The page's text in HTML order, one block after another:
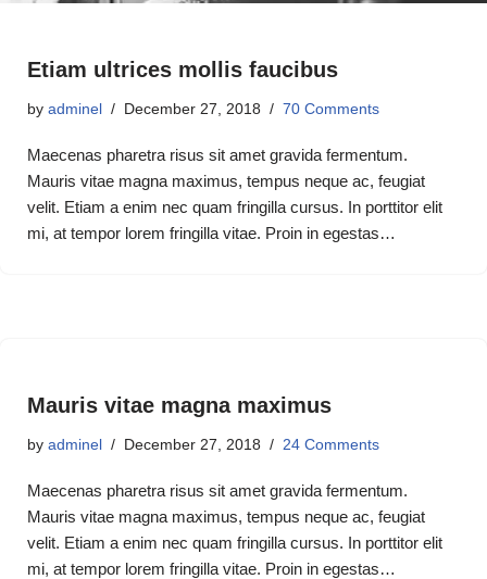
Etiam ultrices mollis faucibus
by adminel December 27, 2018 70 Comments
Maecenas pharetra risus sit amet gravida fermentum.
Mauris vitae magna maximus, tempus neque ac, feugiat
velit. Etiam a enim nec quam fringilla cursus. In porttitor elit
mi, at tempor lorem fringilla vitae. Proin in egestas…
Mauris vitae magna maximus
by adminel December 27, 2018 24 Comments
Maecenas pharetra risus sit amet gravida fermentum.
Mauris vitae magna maximus, tempus neque ac, feugiat
velit. Etiam a enim nec quam fringilla cursus. In porttitor elit
mi, at tempor lorem fringilla vitae. Proin in egestas…